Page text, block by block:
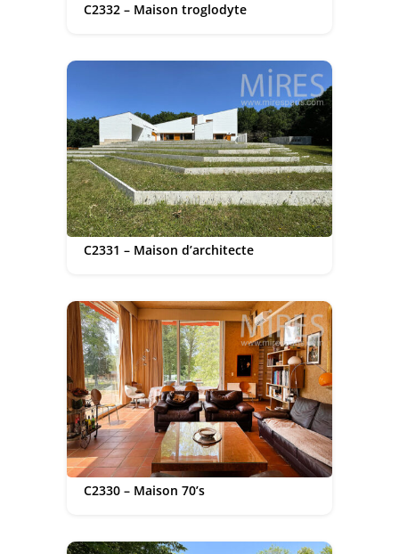
C2332 – Maison troglodyte
C2331 – Maison d’architecte
C2330 – Maison 70’s